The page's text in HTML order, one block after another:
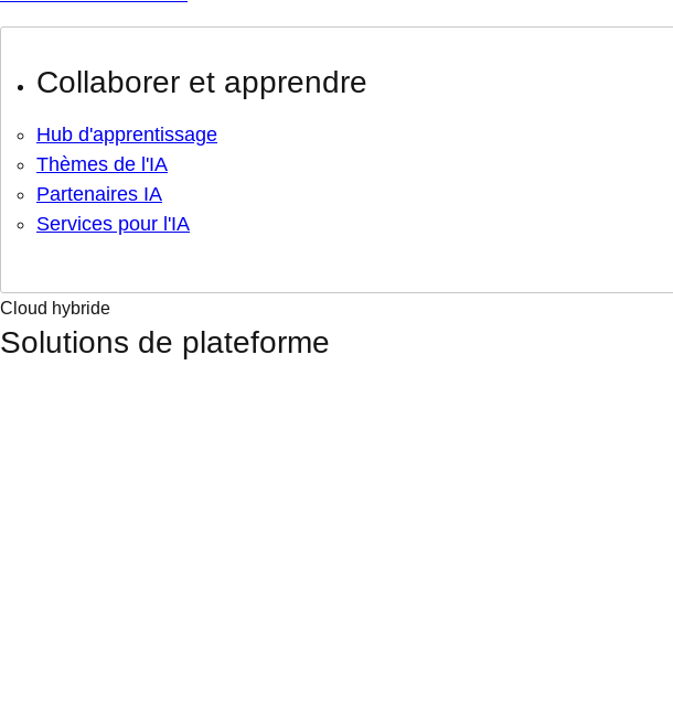
Collaborer et apprendre
Hub d'apprentissage
Thèmes de l'IA
Partenaires IA
Services pour l'IA
Cloud hybride
Solutions de plateforme